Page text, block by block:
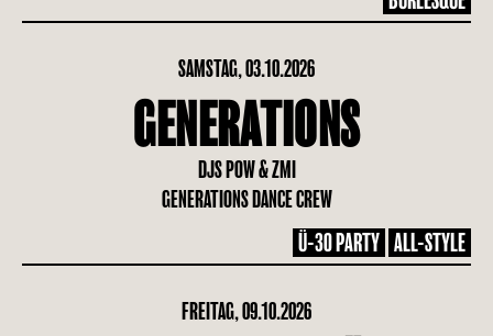
SAMSTAG, 03.10.2026
GENERATIONS
DJS POW & ZMI
GENERATIONS DANCE CREW
Ü-30 PARTY ALL-STYLE
FREITAG, 09.10.2026